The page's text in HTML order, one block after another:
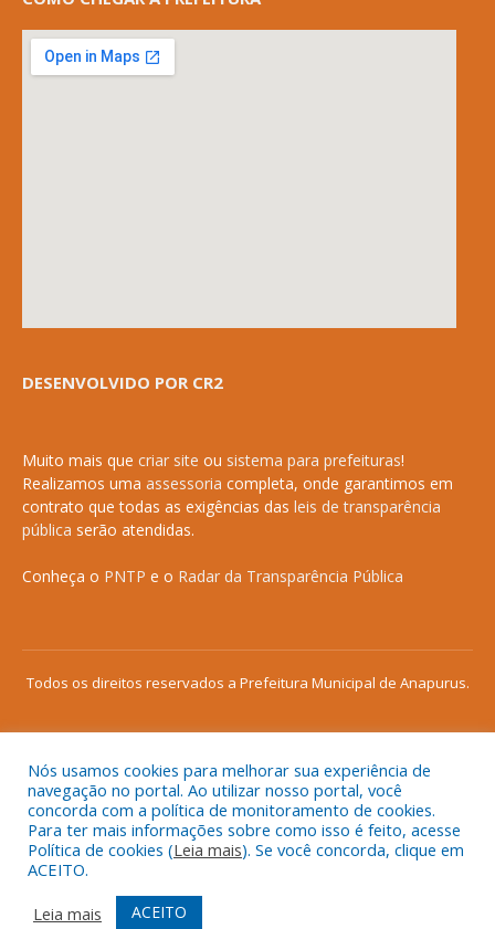
DESENVOLVIDO POR CR2
Muito mais que criar site ou sistema para prefeituras!
Realizamos uma assessoria completa, onde garantimos em
contrato que todas as exigências das leis de transparência
pública serão atendidas.
Conheça o PNTP e o Radar da Transparência Pública
Todos os direitos reservados a Prefeitura Municipal de Anapurus.
Mapa do Site
Acessar Área Administrativa
Acessar o Webmail
Nós usamos cookies para melhorar sua experiência de
navegação no portal. Ao utilizar nosso portal, você
concorda com a política de monitoramento de cookies.
Para ter mais informações sobre como isso é feito, acesse
Política de cookies (Leia mais). Se você concorda, clique em
ACEITO.
Leia mais
ACEITO